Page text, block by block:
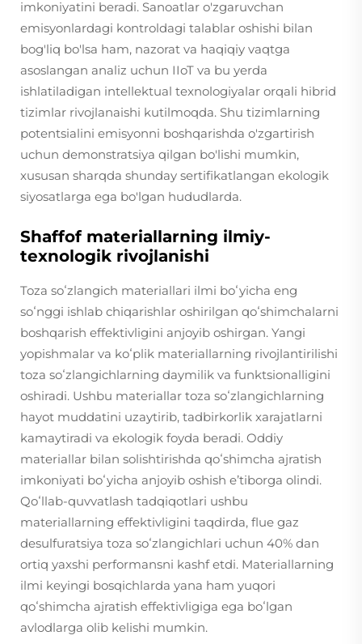
imkoniyatini beradi. Sanoatlar o'zgaruvchan
emisyonlardagi kontroldagi talablar oshishi bilan
bog'liq bo'lsa ham, nazorat va haqiqiy vaqtga
asoslangan analiz uchun IIoT va bu yerda
ishlatiladigan intellektual texnologiyalar orqali hibrid
tizimlar rivojlanaishi kutilmoqda. Shu tizimlarning
potentsialini emisyonni boshqarishda o'zgartirish
uchun demonstratsiya qilgan bo'lishi mumkin,
xususan sharqda shunday sertifikatlangan ekologik
siyosatlarga ega bo'lgan hududlarda.
Shaffof materiallarning ilmiy-
texnologik rivojlanishi
Toza soʻzlangich materiallari ilmi boʻyicha eng
soʻnggi ishlab chiqarishlar oshirilgan qoʻshimchalarni
boshqarish effektivligini anjoyib oshirgan. Yangi
yopishmalar va koʻplik materiallarning rivojlantirilishi
toza soʻzlangichlarning daymilik va funktsionalligini
oshiradi. Ushbu materiallar toza soʻzlangichlarning
hayot muddatini uzaytirib, tadbirkorlik xarajatlarni
kamaytiradi va ekologik foyda beradi. Oddiy
materiallar bilan solishtirishda qoʻshimcha ajratish
imkoniyati boʻyicha anjoyib oshish eʼtiborga olindi.
Qoʻllab-quvvatlash tadqiqotlari ushbu
materiallarning effektivligini taqdirda, flue gaz
desulfuratsiya toza soʻzlangichlari uchun 40% dan
ortiq yaxshi performansni kashf etdi. Materiallarning
ilmi keyingi bosqichlarda yana ham yuqori
qoʻshimcha ajratish effektivligiga ega boʻlgan
avlodlarga olib kelishi mumkin.